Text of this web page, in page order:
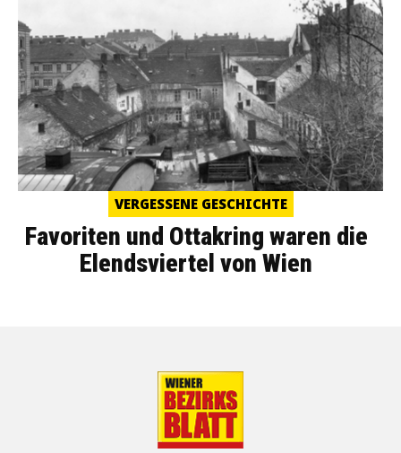
VERGESSENE GESCHICHTE
Favoriten und Ottakring waren die
Elendsviertel von Wien